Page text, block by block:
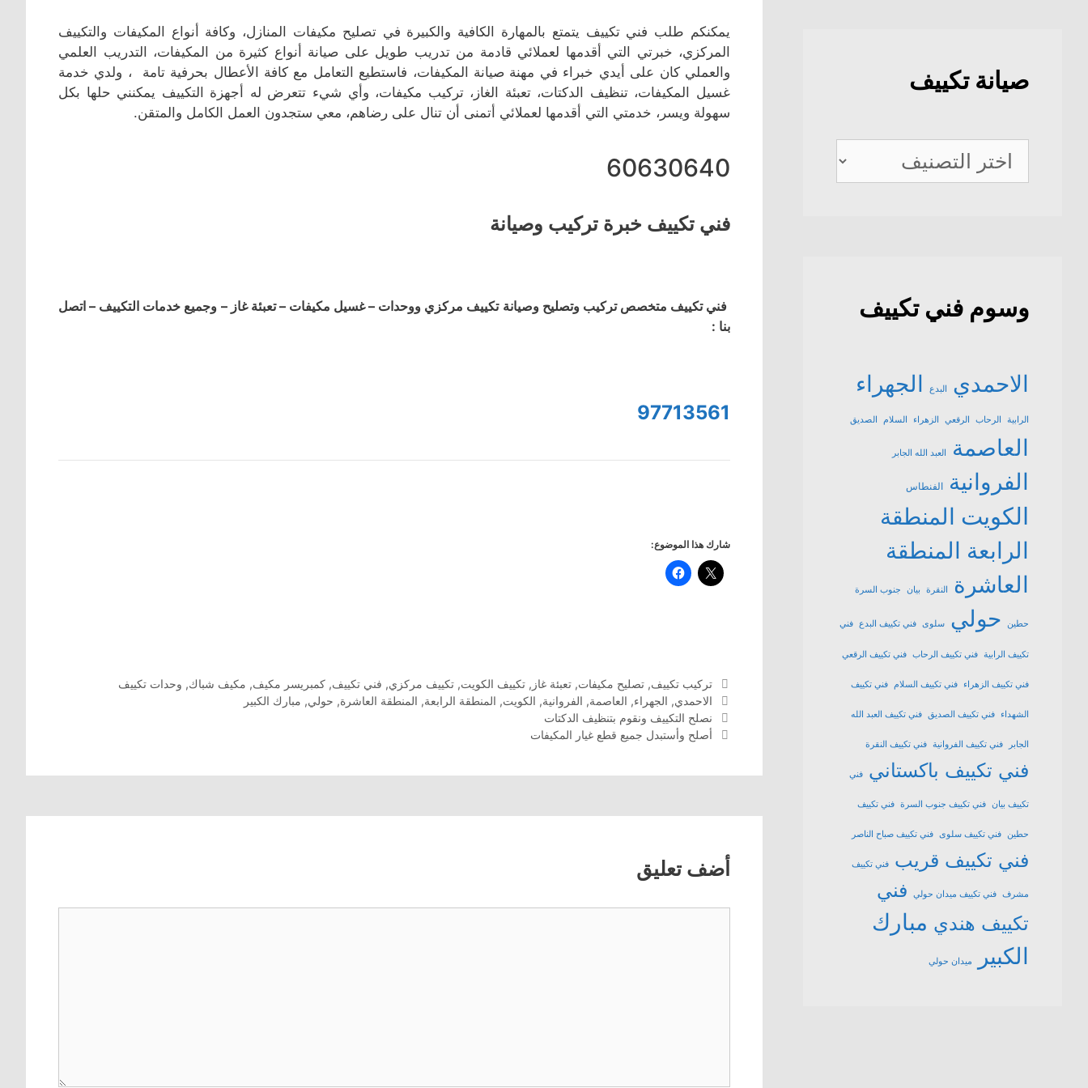
يمكنكم طلب فني تكييف يتمتع بالمهارة الكافية والكبيرة في تصليح مكيفات المنازل، وكافة أنواع المكيفات والتكييف
المركزي، خبرتي التي أقدمها لعملائي قادمة من تدريب طويل على صيانة أنواع كثيرة من المكيفات، التدريب العلمي
والعملي كان على أيدي خبراء في مهنة صيانة المكيفات، فاستطيع التعامل مع كافة الأعطال بحرفية تامة ، ولدي خدمة
غسيل المكيفات، تنظيف الدكتات، تعبئة الغاز، تركيب مكيفات، وأي شيء تتعرض له أجهزة التكييف يمكنني حلها بكل
سهولة ويسر، خدمتي التي أقدمها لعملائي أتمنى أن تنال على رضاهم، معي ستجدون العمل الكامل والمتقن.
60630640
فني تكييف خبرة تركيب وصيانة
فني تكييف متخصص تركيب وتصليح وصيانة تكييف مركزي ووحدات – غسيل مكيفات – تعبئة غاز – وجميع خدمات التكييف – اتصل
بنا :
97713561
شارك هذا الموضوع:
التصنيفات
تركيب تكييف, تصليح مكيفات, تعبئة غاز , تكييف الكويت, تكييف مركزي, فني تكييف, كمبريسر مكيف, مكيف شباك, وحدات تكييف
الوسوم
الاحمدي, الجهراء, العاصمة, الفروانية, الكويت, المنطقة الرابعة, المنطقة العاشرة, حولي, مبارك الكبير
نصلح التكييف ونقوم بتنظيف الدكتات
أصلح وأستبدل جميع قطع غيار المكيفات
أضف تعليق
صيانة تكييف
صيانة
تكييف
وسوم فني تكييف
الاحمدي البدع الجهراء
الرابية الرحاب الرقعي الزهراء السلام الصديق
العاصمة العبد الله الجابر
الفروانية الفنطاس
الكويت المنطقة
الرابعة المنطقة
العاشرة
النقرة بيان جنوب السرة
حطين حولي سلوى فني تكييف البدع فني
تكييف الرابية فني تكييف الرحاب فني تكييف الرقعي
فني تكييف الزهراء فني تكييف السلام فني تكييف
الشهداء فني تكييف الصديق فني تكييف العبد الله
الجابر فني تكييف الفروانية فني تكييف النقرة
فني تكييف باكستاني فني
تكييف بيان فني تكييف جنوب السرة فني تكييف
حطين فني تكييف سلوى فني تكييف صباح الناصر
فني تكييف قريب فني تكييف
مشرف فني تكييف ميدان حولي
فني
تكييف هندي مبارك
الكبير
ميدان حولي